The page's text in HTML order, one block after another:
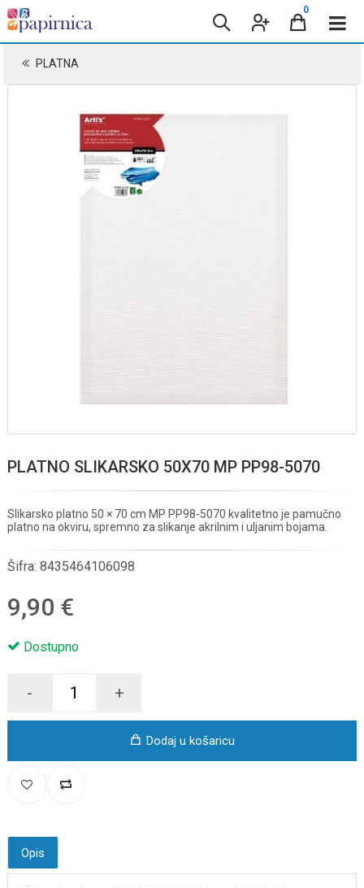
0
PLATNA
PLATNO SLIKARSKO 50X70 MP PP98-5070
Slikarsko platno 50 × 70 cm MP PP98-5070 kvalitetno je pamučno
platno na okviru, spremno za slikanje akrilnim i uljanim bojama.
Šifra: 8435464106098
9,90 €
Dostupno
- +
Dodaj u košaricu
Opis